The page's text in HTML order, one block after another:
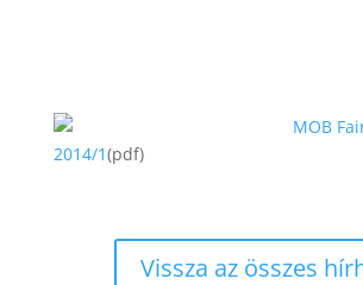
MOB
2014/1(pdf)
Vissza az összes